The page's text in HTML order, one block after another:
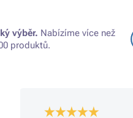
výběr. Nabízíme více než
produktů.